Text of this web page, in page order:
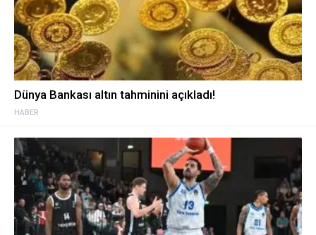
HABER
Dünya Bankası altın tahminini açıkladı!